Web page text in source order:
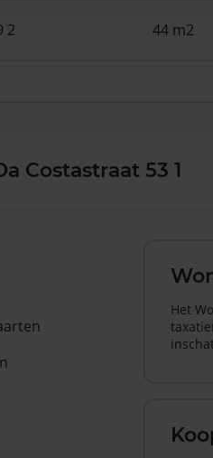
2 44 m2
Costastraat 53 1
Het